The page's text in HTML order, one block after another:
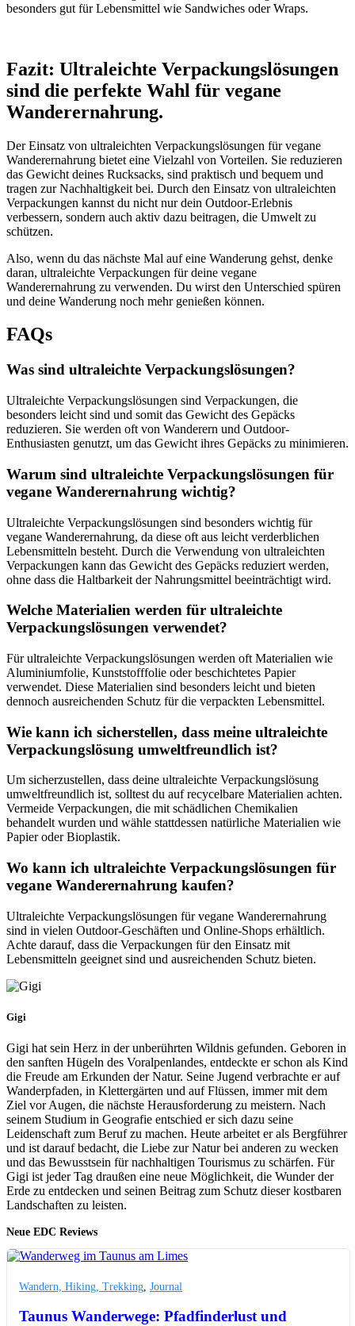
besonders gut für Lebensmittel wie Sandwiches oder Wraps.
Fazit: Ultraleichte Verpackungslösungen
sind die perfekte Wahl für vegane
Wanderernahrung.
Der Einsatz von ultraleichten Verpackungslösungen für vegane
Wanderernahrung bietet eine Vielzahl von Vorteilen. Sie reduzieren
das Gewicht deines Rucksacks, sind praktisch und bequem und
tragen zur Nachhaltigkeit bei. Durch den Einsatz von ultraleichten
Verpackungen kannst du nicht nur dein Outdoor-Erlebnis
verbessern, sondern auch aktiv dazu beitragen, die Umwelt zu
schützen.
Also, wenn du das nächste Mal auf eine Wanderung gehst, denke
daran, ultraleichte Verpackungen für deine vegane
Wanderernahrung zu verwenden. Du wirst den Unterschied spüren
und deine Wanderung noch mehr genießen können.
FAQs
Was sind ultraleichte Verpackungslösungen?
Ultraleichte Verpackungslösungen sind Verpackungen, die
besonders leicht sind und somit das Gewicht des Gepäcks
reduzieren. Sie werden oft von Wanderern und Outdoor-
Enthusiasten genutzt, um das Gewicht ihres Gepäcks zu minimieren.
Warum sind ultraleichte Verpackungslösungen für
vegane Wanderernahrung wichtig?
Ultraleichte Verpackungslösungen sind besonders wichtig für
vegane Wanderernahrung, da diese oft aus leicht verderblichen
Lebensmitteln besteht. Durch die Verwendung von ultraleichten
Verpackungen kann das Gewicht des Gepäcks reduziert werden,
ohne dass die Haltbarkeit der Nahrungsmittel beeinträchtigt wird.
Welche Materialien werden für ultraleichte
Verpackungslösungen verwendet?
Für ultraleichte Verpackungslösungen werden oft Materialien wie
Aluminiumfolie, Kunststofffolie oder beschichtetes Papier
verwendet. Diese Materialien sind besonders leicht und bieten
dennoch ausreichenden Schutz für die verpackten Lebensmittel.
Wie kann ich sicherstellen, dass meine ultraleichte
Verpackungslösung umweltfreundlich ist?
Um sicherzustellen, dass deine ultraleichte Verpackungslösung
umweltfreundlich ist, solltest du auf recycelbare Materialien achten.
Vermeide Verpackungen, die mit schädlichen Chemikalien
behandelt wurden und wähle stattdessen natürliche Materialien wie
Papier oder Bioplastik.
Wo kann ich ultraleichte Verpackungslösungen für
vegane Wanderernahrung kaufen?
Ultraleichte Verpackungslösungen für vegane Wanderernahrung
sind in vielen Outdoor-Geschäften und Online-Shops erhältlich.
Achte darauf, dass die Verpackungen für den Einsatz mit
Lebensmitteln geeignet sind und ausreichenden Schutz bieten.
Gigi
Gigi hat sein Herz in der unberührten Wildnis gefunden. Geboren in
den sanften Hügeln des Voralpenlandes, entdeckte er schon als Kind
die Freude am Erkunden der Natur. Seine Jugend verbrachte er auf
Wanderpfaden, in Klettergärten und auf Flüssen, immer mit dem
Ziel vor Augen, die nächste Herausforderung zu meistern. Nach
seinem Studium in Geografie entschied er sich dazu seine
Leidenschaft zum Beruf zu machen. Heute arbeitet er als Bergführer
und ist darauf bedacht, die Liebe zur Natur bei anderen zu wecken
und das Bewusstsein für nachhaltigen Tourismus zu schärfen. Für
Gigi ist jeder Tag draußen eine neue Möglichkeit, die Wunder der
Erde zu entdecken und seinen Beitrag zum Schutz dieser kostbaren
Landschaften zu leisten.
Neue EDC Reviews
Wandern, Hiking, Trekking, Journal
Taunus Wanderwege: Pfadfinderlust und